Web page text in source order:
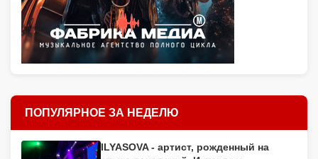
ПОПУЛЯРНОЕ ЗА НЕДЕЛЮ
ILYASOVA - артист, рожденный на